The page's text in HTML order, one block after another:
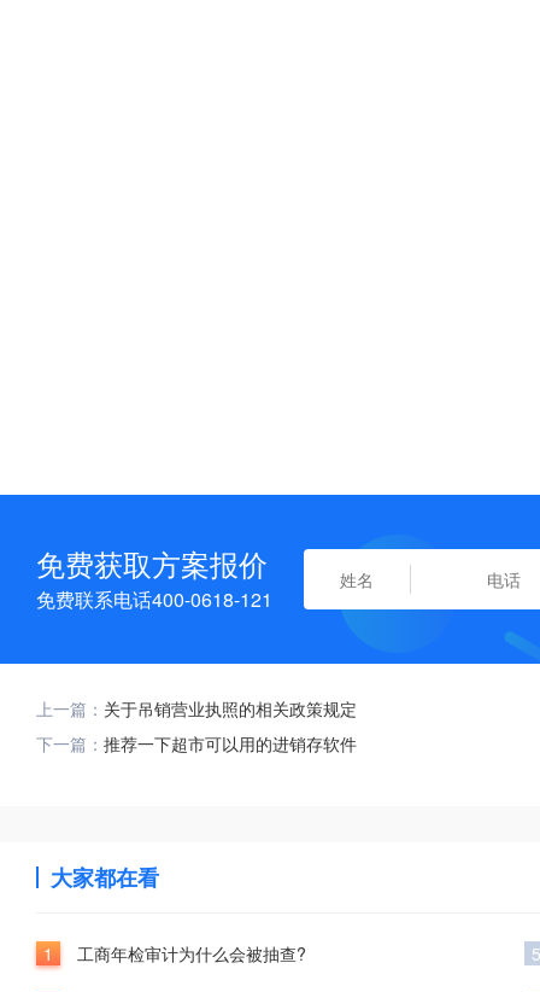
免费获取方案报价
免费联系电话400-0618-121
上一篇： 关于吊销营业执照的相关政策规定
下一篇： 推荐一下超市可以用的进销存软件
大家都在看
1 工商年检审计为什么会被抽查? 5